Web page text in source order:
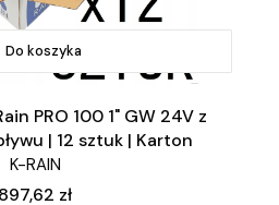
Do koszyka
PRO 100 1" GW 24V z
| 12 sztuk | Karton
K-RAIN
Cena
897,62 zł